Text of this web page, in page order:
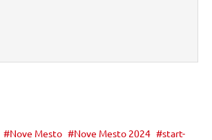
Nove Mesto Nove Mesto 2024
start-